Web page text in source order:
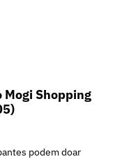
Mogi Shopping
podem doar